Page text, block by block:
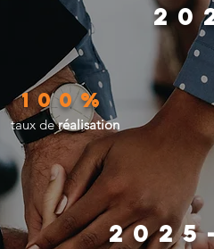
100%
taux deréalisation